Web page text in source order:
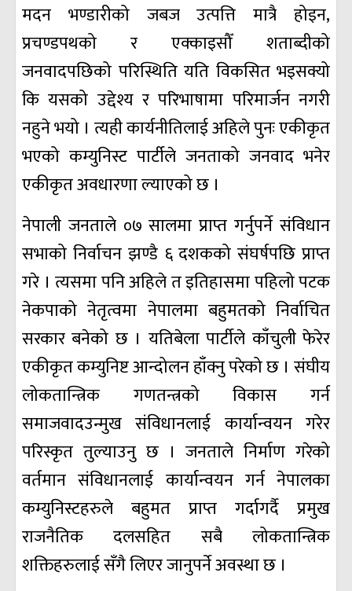
मदन भण्डारीको जबज उत्पत्ति मात्रै होइन,
प्रचण्डपथको र एक्काइसौँ शताब्दीको
जनवादपछिको परिस्थिति यति विकसित भइसक्यो
कि यसको उद्देश्य र परिभाषामा परिमार्जन नगरी
नहुने भयो । त्यही कार्यनीतिलाई अहिले पुनः एकीकृत
भएको कम्युनिस्ट पार्टीले जनताको जनवाद भनेर
एकीकृत अवधारणा ल्याएको छ ।
नेपाली जनताले ०७ सालमा प्राप्त गर्नुपर्ने संविधान
सभाको निर्वाचन झण्डै ६ दशकको संघर्षपछि प्राप्त
गरे । त्यसमा पनि अहिले त इतिहासमा पहिलो पटक
नेकपाको नेतृत्वमा नेपालमा बहुमतको निर्वाचित
सरकार बनेको छ । यतिबेला पार्टीले काँचुली फेरेर
एकीकृत कम्युनिष्ट आन्दोलन हाँक्नु परेको छ । संघीय
लोकतान्त्रिक गणतन्त्रको विकास गर्न
समाजवादउन्मुख संविधानलाई कार्यान्वयन गरेर
परिस्कृत तुल्याउनु छ । जनताले निर्माण गरेको
वर्तमान संविधानलाई कार्यान्वयन गर्न नेपालका
कम्युनिस्टहरुले बहुमत प्राप्त गर्दागर्दै प्रमुख
राजनैतिक दलसहित सबै लोकतान्त्रिक
शक्तिहरुलाई सँगै लिएर जानुपर्ने अवस्था छ ।